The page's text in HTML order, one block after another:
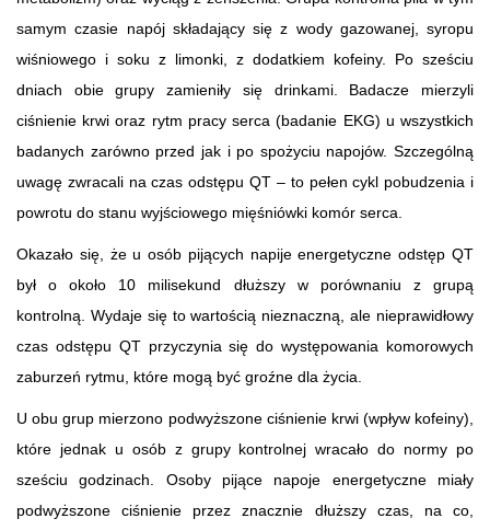
samym czasie napój składający się z wody gazowanej, syropu
wiśniowego i soku z limonki, z dodatkiem kofeiny. Po sześciu
dniach obie grupy zamieniły się drinkami. Badacze mierzyli
ciśnienie krwi oraz rytm pracy serca (badanie EKG) u wszystkich
badanych zarówno przed jak i po spożyciu napojów. Szczególną
uwagę zwracali na czas odstępu QT – to pełen cykl pobudzenia i
powrotu do stanu wyjściowego mięśniówki komór serca.
Okazało się, że u osób pijących napije energetyczne odstęp QT
był o około 10 milisekund dłuższy w porównaniu z grupą
kontrolną. Wydaje się to wartością nieznaczną, ale nieprawidłowy
czas odstępu QT przyczynia się do występowania komorowych
zaburzeń rytmu, które mogą być groźne dla życia.
U obu grup mierzono podwyższone ciśnienie krwi (wpływ kofeiny),
które jednak u osób z grupy kontrolnej wracało do normy po
sześciu godzinach. Osoby pijące napoje energetyczne miały
podwyższone ciśnienie przez znacznie dłuższy czas, na co,